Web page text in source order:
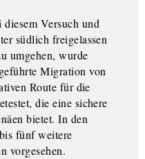
Versuch und
südlich freigelassen
umgehen, wurde
Migration von
Route für die
die eine sichere
bietet. In den
fünf weitere
vorgesehen.